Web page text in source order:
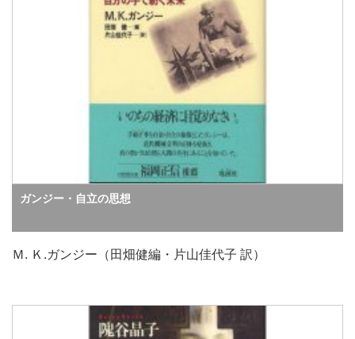
ガンジー・自立の思想
Ｍ. Ｋ.ガンジー（田畑健編・片山佳代子 訳）